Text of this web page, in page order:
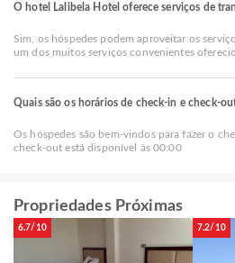
O hotel Lalibela Hotel oferece serviços de
Sim, os hóspedes podem aproveitar os
um dos muitos serviços convenientes
Quais são os horários de check-in e check-
Os hóspedes são bem-vindos para fazer o
check-out está disponível às 00:00
Propriedades Próximas
6.7/10 7.2/10